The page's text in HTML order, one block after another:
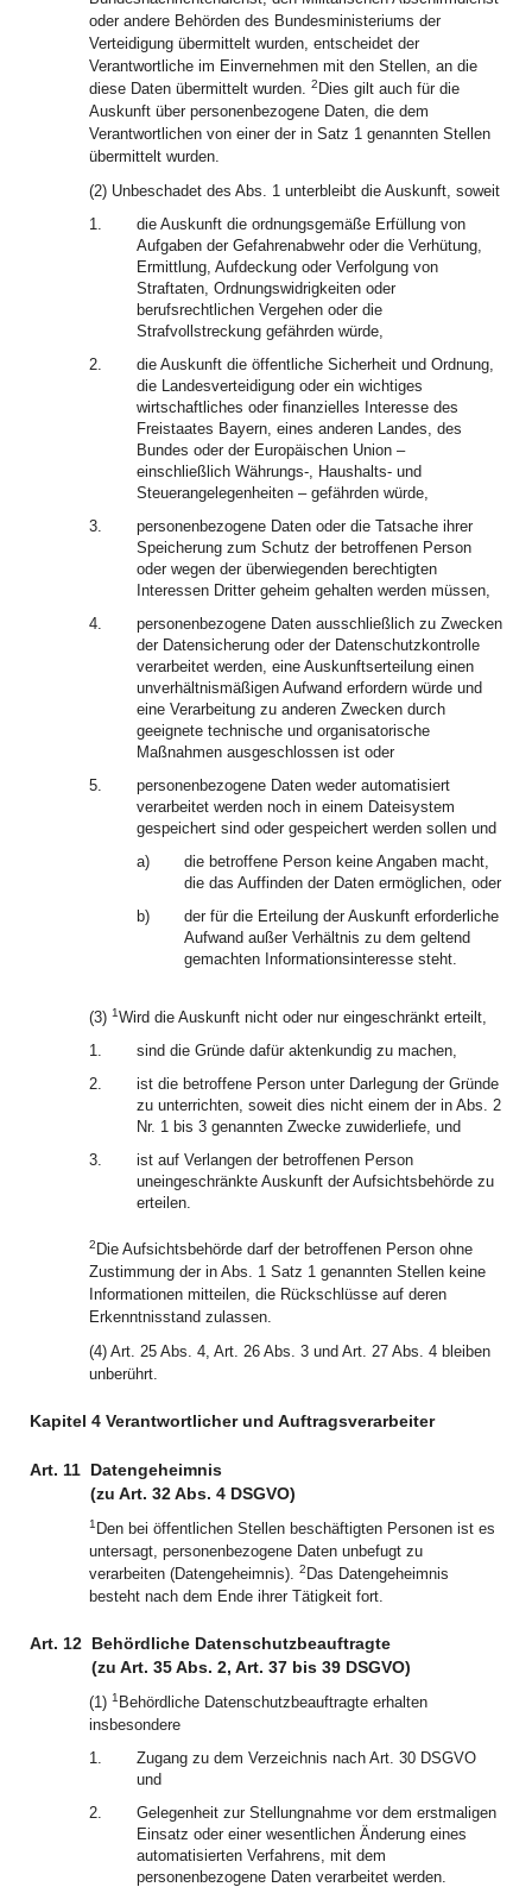
oder andere Behörden des Bundesministeriums der
Verteidigung übermittelt wurden, entscheidet der
Verantwortliche im Einvernehmen mit den Stellen, an die
diese Daten übermittelt wurden. 2 Dies gilt auch für die
Auskunft über personenbezogene Daten, die dem
Verantwortlichen von einer der in Satz 1 genannten Stellen
übermittelt wurden.
(2) Unbeschadet des Abs. 1 unterbleibt die Auskunft, soweit
1.
die Auskunft die ordnungsgemäße Erfüllung von
Aufgaben der Gefahrenabwehr oder die Verhütung,
Ermittlung, Aufdeckung oder Verfolgung von
Straftaten, Ordnungswidrigkeiten oder
berufsrechtlichen Vergehen oder die
Strafvollstreckung gefährden würde,
2.
die Auskunft die öffentliche Sicherheit und Ordnung,
die Landesverteidigung oder ein wichtiges
wirtschaftliches oder finanzielles Interesse des
Freistaates Bayern, eines anderen Landes, des
Bundes oder der Europäischen Union –
einschließlich Währungs-, Haushalts- und
Steuerangelegenheiten – gefährden würde,
3.
personenbezogene Daten oder die Tatsache ihrer
Speicherung zum Schutz der betroffenen Person
oder wegen der überwiegenden berechtigten
Interessen Dritter geheim gehalten werden müssen,
4.
personenbezogene Daten ausschließlich zu Zwecken
der Datensicherung oder der Datenschutzkontrolle
verarbeitet werden, eine Auskunftserteilung einen
unverhältnismäßigen Aufwand erfordern würde und
eine Verarbeitung zu anderen Zwecken durch
geeignete technische und organisatorische
Maßnahmen ausgeschlossen ist oder
5.
personenbezogene Daten weder automatisiert
verarbeitet werden noch in einem Dateisystem
gespeichert sind oder gespeichert werden sollen und
a)
die betroffene Person keine Angaben macht,
die das Auffinden der Daten ermöglichen, oder
b)
der für die Erteilung der Auskunft erforderliche
Aufwand außer Verhältnis zu dem geltend
gemachten Informationsinteresse steht.
(3) 1Wird die Auskunft nicht oder nur eingeschränkt erteilt,
1.
sind die Gründe dafür aktenkundig zu machen,
2.
ist die betroffene Person unter Darlegung der Gründe
zu unterrichten, soweit dies nicht einem der in Abs. 2
Nr. 1 bis 3 genannten Zwecke zuwiderliefe, und
3.
ist auf Verlangen der betroffenen Person
uneingeschränkte Auskunft der Aufsichtsbehörde zu
erteilen.
2 Die Aufsichtsbehörde darf der betroffenen Person ohne
Zustimmung der in Abs. 1 Satz 1 genannten Stellen keine
Informationen mitteilen, die Rückschlüsse auf deren
Erkenntnisstand zulassen.
(4) Art. 25 Abs. 4, Art. 26 Abs. 3 und Art. 27 Abs. 4 bleiben
unberührt.
Kapitel 4 Verantwortlicher und Auftragsverarbeiter
Art. 11 Datengeheimnis
(zu Art. 32 Abs. 4 DSGVO)
1 Den bei öffentlichen Stellen beschäftigten Personen ist es
untersagt, personenbezogene Daten unbefugt zu
verarbeiten (Datengeheimnis). 2 Das Datengeheimnis
besteht nach dem Ende ihrer Tätigkeit fort.
Art. 12 Behördliche Datenschutzbeauftragte
(zu Art. 35 Abs. 2, Art. 37 bis 39 DSGVO)
(1) 1 Behördliche Datenschutzbeauftragte erhalten
insbesondere
1.
Zugang zu dem Verzeichnis nach Art. 30 DSGVO
und
2.
Gelegenheit zur Stellungnahme vor dem erstmaligen
Einsatz oder einer wesentlichen Änderung eines
automatisierten Verfahrens, mit dem
personenbezogene Daten verarbeitet werden.